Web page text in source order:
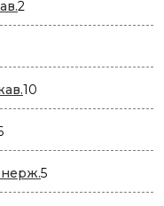
2
товара
10
товаров
6
товаров
нерж.55
товаров